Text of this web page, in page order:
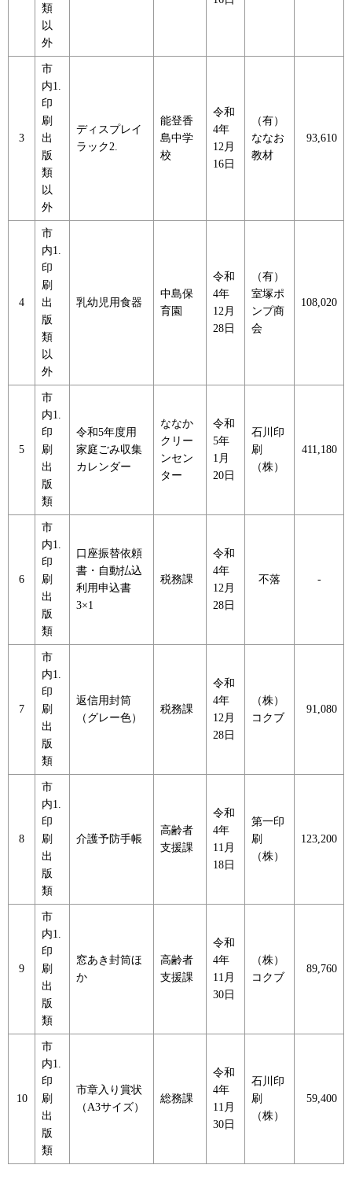
類
以
外
3
市
内1.
印
刷
出
版
類
以
外
ディスプレイ
ラック2.
能登香
島中学
校
令和
4年
12月
16日
（有）
ななお
教材
93,610
4
市
内1.
印
刷
出
版
類
以
外
乳幼児用食器
中島保
育園
令和
4年
12月
28日
（有）
室塚ポ
ンプ商
会
108,020
5
市
内1.
印
刷
出
版
類
令和5年度用
家庭ごみ収集
カレンダー
ななか
クリー
ンセン
ター
令和
5年
1月
20日
石川印
刷
（株）
411,180
6
市
内1.
印
刷
出
版
類
口座振替依頼
書・自動払込
利用申込書
3×1
税務課
令和
4年
12月
28日
不落 -
7
市
内1.
印
刷
出
版
類
返信用封筒
（グレー色）
税務課
令和
4年
12月
28日
（株）
コクブ
91,080
8
市
内1.
印
刷
出
版
類
介護予防手帳
高齢者
支援課
令和
4年
11月
18日
第一印
刷
（株）
123,200
9
市
内1.
印
刷
出
版
類
窓あき封筒ほ
か
高齢者
支援課
令和
4年
11月
30日
（株）
コクブ
89,760
10
市
内1.
印
刷
出
版
類
市章入り賞状
（A3サイズ）
総務課
令和
4年
11月
30日
石川印
刷
（株）
59,400